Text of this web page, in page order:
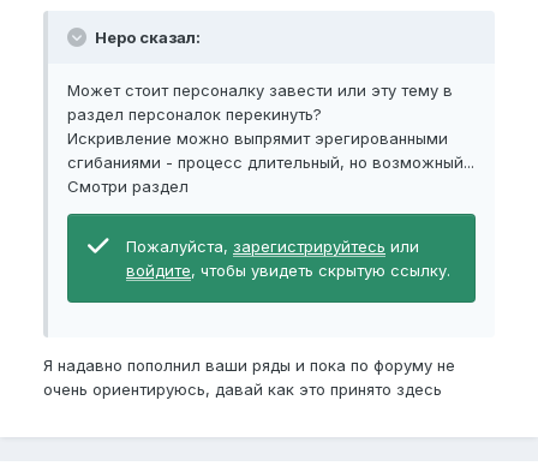
Неро сказал:
Может стоит персоналку завести или эту тему в
раздел персоналок перекинуть?
Искривление можно выпрямит эрегированными
сгибаниями - процесс длительный, но возможный...
Смотри раздел
Пожалуйста, зарегистрируйтесь или
войдите, чтобы увидеть скрытую ссылку.
Я надавно пополнил ваши ряды и пока по форуму не
очень ориентируюсь, давай как это принято здесь